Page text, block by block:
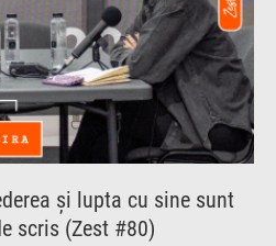
și lupta cu sine sunt
scris (Zest #80)